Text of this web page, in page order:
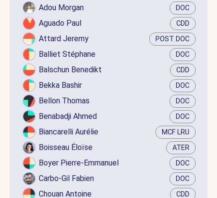
Adou Morgan DOC
Aguado Paul CDD
Attard Jeremy POST DOC
Balliet Stéphane DOC
Balschun Benedikt CDD
Bekka Bashir DOC
Bellon Thomas DOC
Benabadji Ahmed DOC
Biancarelli Aurélie MCF LRU
Boisseau Éloïse ATER
Boyer Pierre-Emmanuel DOC
Carbo-Gil Fabien DOC
Chouan Antoine CDD